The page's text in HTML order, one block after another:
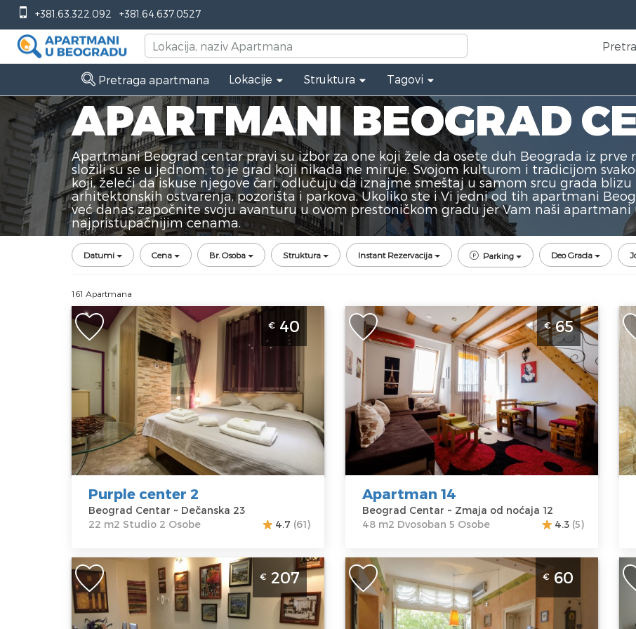
+381.63.322.092 +381.64.637.0527
APARTMANI BEOGRAD
Apartmani Beograd centar pravi su izbor za one koji žele da osete duh Beograda iz prve
složili su se u jednom, to je grad koji nikada ne miruje. Svojom kulturom i tradicijom
koji, želeći da iskuse njegove čari, odlučuju da iznajme smeštaj u samom srcu grada
arhitektonskih ostvarenja, pozorišta i parkova. Ukoliko ste i Vi jedni od tih apartmani
već danas započnite svoju avanturu u ovom prestoničkom gradu jer Vam naši
najpristupačnijim cenama.
Pretraga apartmana Lokacije Struktura Tagovi
Datumi Cena Br. Osoba Struktura Instant Rezervacija Parking Deo Grada
161 Apartmana
Studio Apartman Purple center 2
Beograd - Lokacija Centar
Beograd
Lokacija:
Beograd
Centar
Adresa:
Dečanska 23
Cena40 €
Gosti: 2
Kvadratura :22
m2
Struktura :
Studio
€ 40
Purple center 2
Beograd Centar ~ Dečanska 23
22 m2 Studio 2 Osobe
4.7 (61)
Dvosoban Apartman 14 Beograd -
Lokacija Centar
Beograd
Lokacija:
Beograd
Centar
Adresa:Zmaja
od noćaja 12
Cena65 €
Gosti:
5
Kvadratura :48
m2
Struktura :
Dvosoban
€65
Apartman 14
Beograd Centar ~ Zmaja od noćaja 12
48 m2 Dvosoban 5 Osobe
4.3 (5)
Petosoban Apartman AMN Centar
Beograd Centar
Beograd
€ 207
Dvosoban Apartman Harmony 8
Beograd Centar
Beograd
€ 60